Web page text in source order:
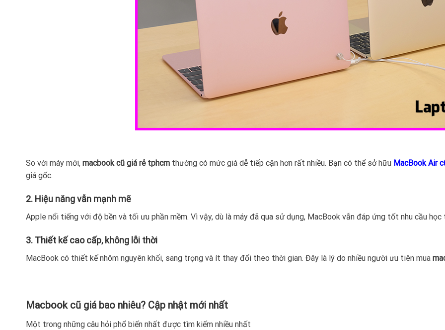
So với máy mới, macbook cũ giá rẻ tphcm thường có mức giá dễ tiếp cận hơn rất nhiều. Bạn có thể sở hữu MacBook Air
giá gốc.
2. Hiệu năng vẫn mạnh mẽ
Apple nổi tiếng với độ bền và tối ưu phần mềm. Vì vậy, dù là máy đã qua sử dụng, MacBook vẫn đáp ứng tốt nhu cầu
3. Thiết kế cao cấp, không lỗi thời
MacBook có thiết kế nhôm nguyên khối, sang trọng và ít thay đổi theo thời gian. Đây là lý do nhiều người ưu tiên mua
Macbook cũ giá bao nhiêu? Cập nhật mới nhất
Một trong những câu hỏi phổ biến nhất được tìm kiếm nhiều nhất